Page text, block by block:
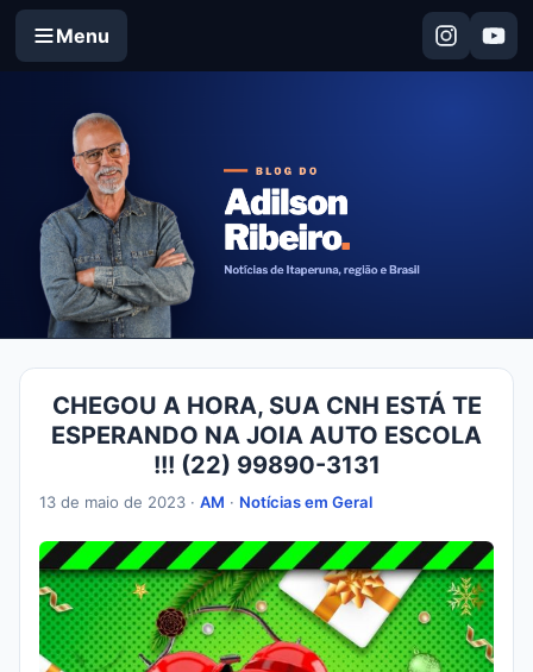
Menu
CHEGOU A HORA, SUA CNH ESTÁ TE
ESPERANDO NA JOIA AUTO ESCOLA
!!! (22) 99890-3131
13 de maio de 2023 · AM · Notícias em Geral